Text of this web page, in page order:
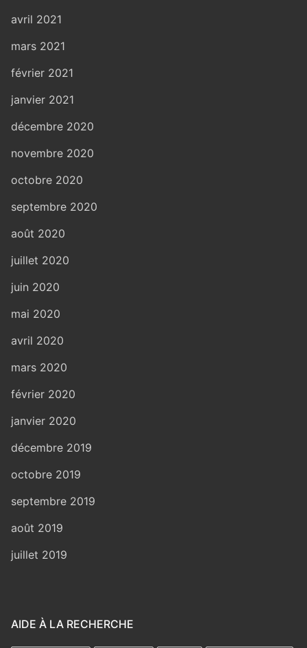
avril 2021
mars 2021
février 2021
janvier 2021
décembre 2020
novembre 2020
octobre 2020
septembre 2020
août 2020
juillet 2020
juin 2020
mai 2020
avril 2020
mars 2020
février 2020
janvier 2020
décembre 2019
octobre 2019
septembre 2019
août 2019
juillet 2019
AIDE À LA RECHERCHE